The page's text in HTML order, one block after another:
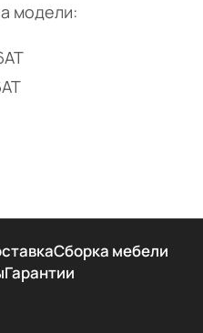
модели:
Сборка мебели
Гарантии